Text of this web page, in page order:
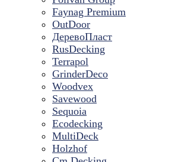
Faynag Premium
OutDoor
ДеревоПласт
RusDecking
Terrapol
GrinderDeco
Woodvex
Savewood
Sequoia
Ecodecking
MultiDeck
Holzhof